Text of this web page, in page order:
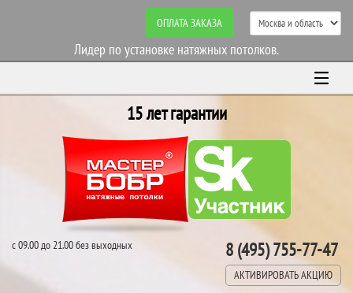
ОПЛАТА ЗАКАЗА
Лидер по установке натяжных потолков.
15 лет гарантии
с 09.00 до 21.00 без выходных 8 (495) 755-77-47
АКТИВИРОВАТЬ АКЦИЮ